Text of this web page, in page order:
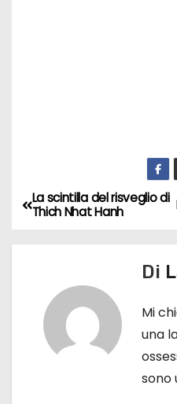
N
a
La scintilla del risveglio di
Thich Nhat Hanh
Di
Mi
una
sono